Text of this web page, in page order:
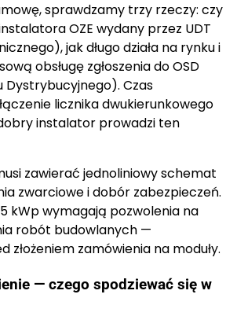
sprawdzamy trzy rzeczy: czy
OZE wydany przez UDT
jak długo działa na rynku i
obsługę zgłoszenia do OSD
Czas
licznika dwukierunkowego
instalator prowadzi ten
zawierać jednoliniowy schemat
zwarciowe i dobór zabezpieczeń.
kWp wymagają pozwolenia na
robót budowlanych —
zamówienia na moduły.
— czego spodziewać się w